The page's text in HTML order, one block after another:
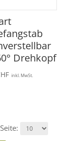
Drehkopf
inkl. MwSt.